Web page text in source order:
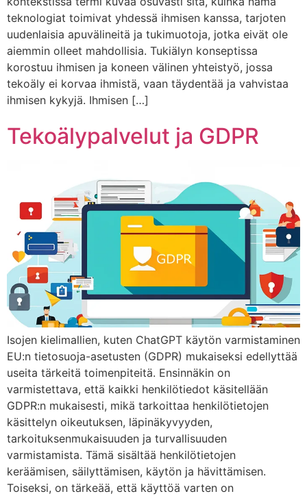
teknologiat toimivat yhdessä ihmisen kanssa, tarjoten
uudenlaisia apuvälineitä ja tukimuotoja, jotka eivät ole
aiemmin olleet mahdollisia. Tukiälyn konseptissa
korostuu ihmisen ja koneen välinen yhteistyö, jossa
tekoäly ei korvaa ihmistä, vaan täydentää ja vahvistaa
ihmisen kykyjä. Ihmisen […]
Tekoälypalvelut ja GDPR
Isojen kielimallien, kuten ChatGPT käytön varmistaminen
EU:n tietosuoja-asetusten (GDPR) mukaiseksi edellyttää
useita tärkeitä toimenpiteitä. Ensinnäkin on
varmistettava, että kaikki henkilötiedot käsitellään
GDPR:n mukaisesti, mikä tarkoittaa henkilötietojen
käsittelyn oikeutuksen, läpinäkyvyyden,
tarkoituksenmukaisuuden ja turvallisuuden
varmistamista. Tämä sisältää henkilötietojen
keräämisen, säilyttämisen, käytön ja hävittämisen.
Toiseksi, on tärkeää, että käyttöä varten on